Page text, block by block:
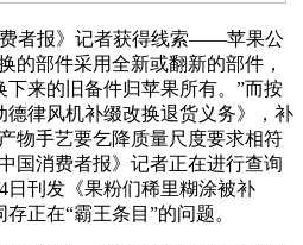
者报》记者获得线索——苹果公
的部件采用全新或翻新的部件，
来的旧备件归苹果所有。”而按
德律风机补缀改换退货义务》，补
物手艺要乞降质量尺度要求相符
国消费者报》记者正在进行查询
日刊发《果粉们稀里糊涂被补
正在“霸王条目”的问题。